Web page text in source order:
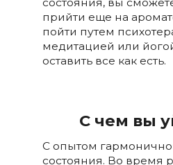
прийти еще на
пойти путем
медитацией или
оставить все как есть.
С чем вы
С опытом
состояния. Во время